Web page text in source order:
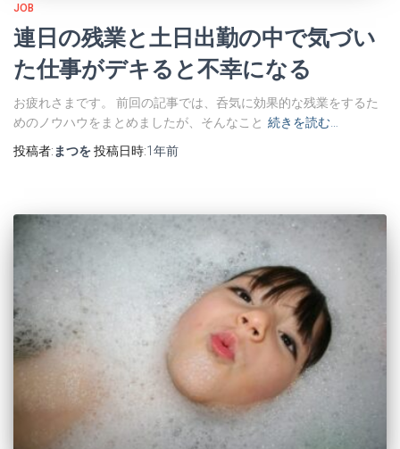
JOB
連日の残業と土日出勤の中で気づい
た仕事がデキると不幸になる
お疲れさまです。 前回の記事では、呑気に効果的な残業をするた
めのノウハウをまとめましたが、そんなこと 続きを読む…
投稿者: まつを投稿日時:1年前